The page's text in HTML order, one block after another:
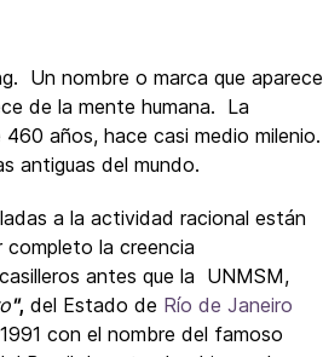
Un nombre o marca que aparece
de la mente humana. La
años, hace casi medio milenio.
antiguas del mundo.
a la actividad racional están
la creencia
antes que la UNMSM,
", del Estado de Río de Janeiro
con el nombre del famoso